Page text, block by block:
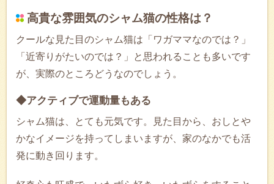
高貴な雰囲気のシャム猫の性格は？
クールな見た目のシャム猫は「ワガママなのでは？」
「近寄りがたいのでは？」と思われることも多いです
が、実際のところどうなのでしょう。
◆アクティブで運動量もある
シャム猫は、とても元気です。見た目から、おしとや
かなイメージを持ってしまいますが、家のなかでも活
発に動き回ります。